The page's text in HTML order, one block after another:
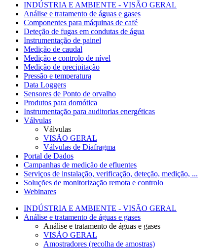
INDÚSTRIA E AMBIENTE - VISÃO GERAL
Análise e tratamento de águas e gases
Componentes para máquinas de café
Deteção de fugas em condutas de água
Instrumentação de painel
Medição de caudal
Medição e controlo de nível
Medição de precipitação
Pressão e temperatura
Data Loggers
Sensores de Ponto de orvalho
Produtos para domótica
Instrumentação para auditorias energéticas
Válvulas
Válvulas
VISÃO GERAL
Válvulas de Diafragma
Portal de Dados
Campanhas de medição de efluentes
Serviços de instalação, verificação, deteção, medição, ...
Soluções de monitorização remota e controlo
Webinares
INDÚSTRIA E AMBIENTE - VISÃO GERAL
Análise e tratamento de águas e gases
Análise e tratamento de águas e gases
VISÃO GERAL
Amostradores (recolha de amostras)